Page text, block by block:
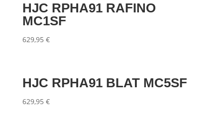
HJC RPHA91 RAFINO
MC1SF
629,95 €
HJC RPHA91 BLAT MC5SF
629,95 €